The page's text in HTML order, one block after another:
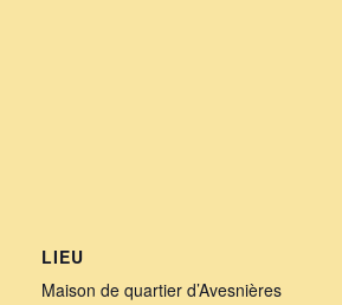
LIEU
Maison de quartier d’Avesnières